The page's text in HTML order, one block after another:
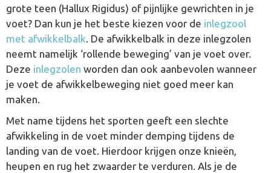
grote teen (Hallux Rigidus) of pijnlijke gewrichten in je
voet? Dan kun je het beste kiezen voor de inlegzool
met afwikkelbalk. De afwikkelbalk in deze inlegzolen
neemt namelijk ‘rollende beweging’ van je voet over.
Deze inlegzolen worden dan ook aanbevolen wanneer
je voet de afwikkelbeweging niet goed meer kan
maken.
Met name tijdens het sporten geeft een slechte
afwikkeling in de voet minder demping tijdens de
landing van de voet. Hierdoor krijgen onze knieën,
heupen en rug het zwaarder te verduren. Als je de